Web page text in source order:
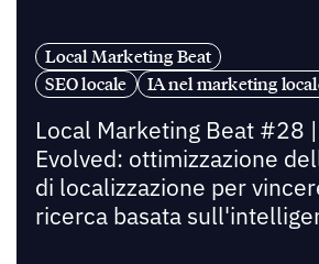
Local Marketing Beat
SEO locale
IA nel marketing
Local Marketing Beat #28 |
Evolved: ottimizzazione
di localizzazione per
ricerca basata